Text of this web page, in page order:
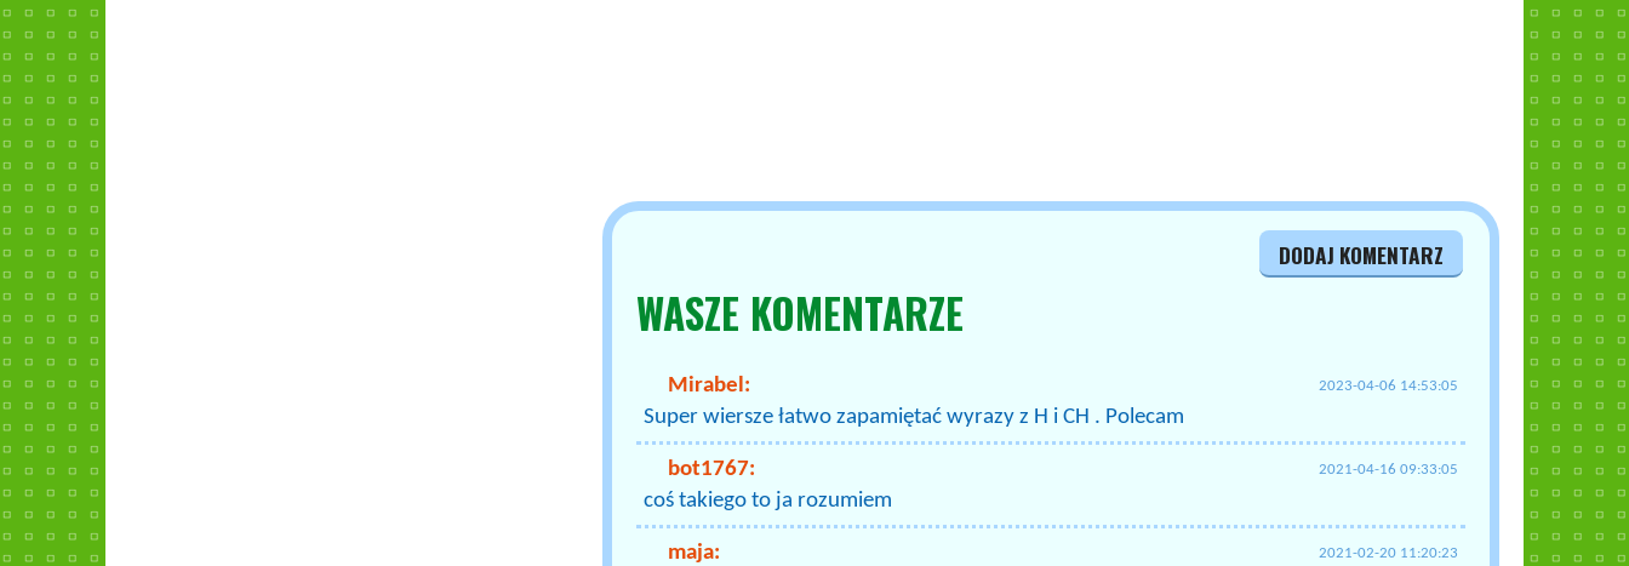
DODAJ KOMENTARZ
WASZE KOMENTARZE
Mirabel: 2023-04-06 14:53:05
Super wiersze łatwo zapamiętać wyrazy z H i CH . Polecam
bot1767: 2021-04-16 09:33:05
coś takiego to ja rozumiem
maja: 2021-02-20 11:20:23